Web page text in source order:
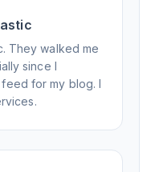
They walked me
since I
for my blog. I